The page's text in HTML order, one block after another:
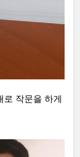
작문을 하게